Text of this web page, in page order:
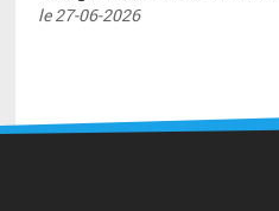
le27-06-2026